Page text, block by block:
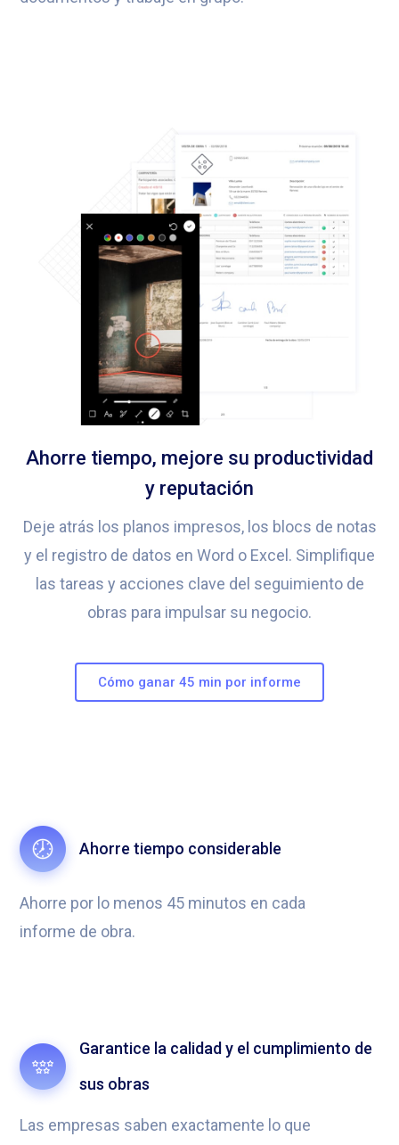
Ahorre tiempo, mejore su productividad
y reputación
Deje atrás los planos impresos, los blocs de notas
y el registro de datos en Word o Excel. Simplifique
las tareas y acciones clave del seguimiento de
obras para impulsar su negocio.
Cómo ganar 45 min por informe
Ahorre tiempo considerable
Ahorre por lo menos 45 minutos en cada
informe de obra.
Garantice la calidad y el cumplimiento de
sus obras
Las empresas saben exactamente lo que